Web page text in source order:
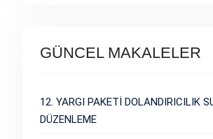
GÜNCEL MAKALELER
12. YARGI PAKETİ DOLANDIRICILIK
DÜZENLEME